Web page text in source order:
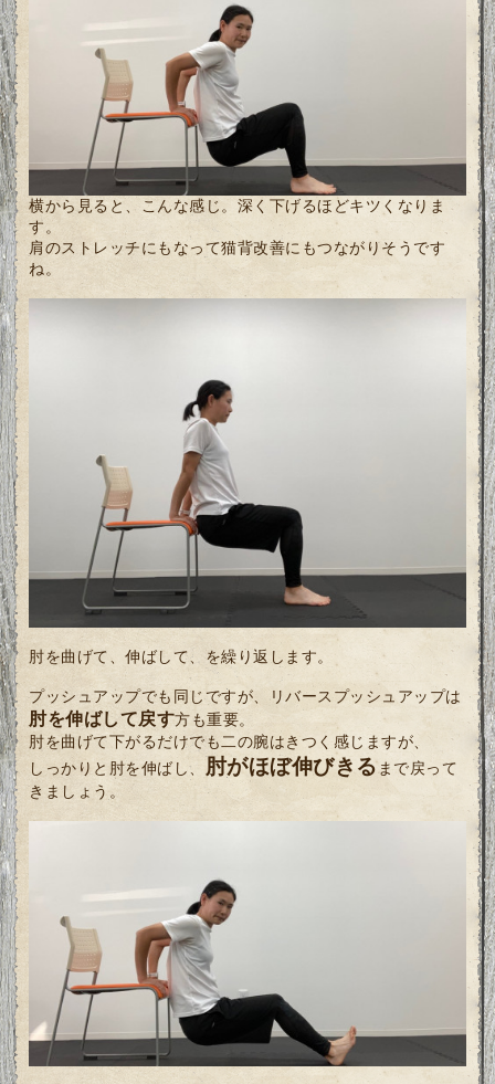
横から見ると、こんな感じ。深く下げるほどキツくなりま
す。
肩のストレッチにもなって猫背改善にもつながりそうです
ね。
肘を曲げて、伸ばして、を繰り返します。
プッシュアップでも同じですが、リバースプッシュアップは
肘を伸ばして戻す方も重要。
肘を曲げて下がるだけでも二の腕はきつく感じますが、
しっかりと肘を伸ばし、
肘がほぼ伸びきるまで戻って
きましょう。